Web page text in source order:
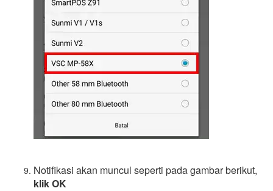
Notifikasi akan muncul seperti pada gambar berikut,
klik OK